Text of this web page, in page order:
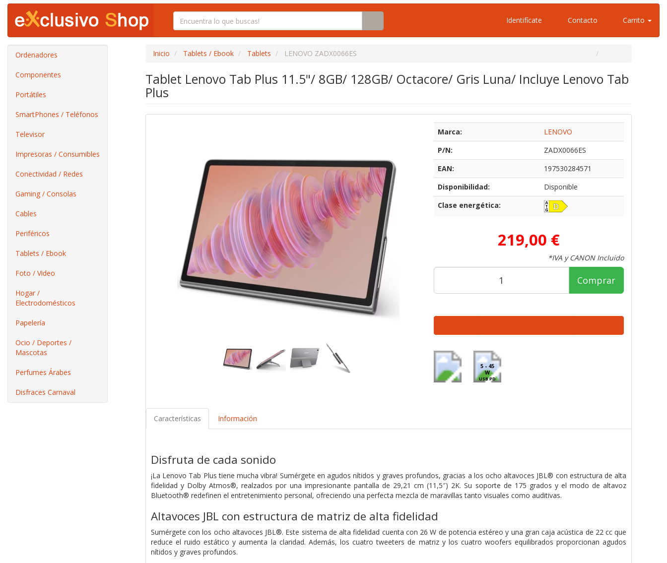
Identifícate Contacto Carrito
Ordenadores
Componentes
Portátiles
SmartPhones / Teléfonos
Televisor
Impresoras / Consumibles
Conectividad / Redes
Gaming / Consolas
Cables
Periféricos
Tablets / Ebook
Foto / Video
Hogar /
Electrodomésticos
Papelería
Ocio / Deportes /
Mascotas
Perfumes Árabes
Disfraces Carnaval
Inicio Tablets / Ebook Tablets LENOVO ZADX0066ES
Tablet Lenovo Tab Plus 11.5"/ 8GB/ 128GB/ Octacore/ Gris Luna/ Incluye Lenovo Tab
Plus
Marca:
LENOVO
P/N:
ZADX0066ES
EAN:
197530284571
Disponibilidad:
Disponible
Clase energética:
219,00 €
*IVA y CANON Incluido
Comprar
5 - 45
W
USB PD
Características Información
Disfruta de cada sonido
¡La Lenovo Tab Plus tiene mucha vibra! Sumérgete en agudos nítidos y graves profundos, gracias a los ocho altavoces JBL® con estructura de alta
fidelidad y Dolby Atmos®, realzados por una impresionante pantalla de 29,21 cm (11,5″) 2K. Su soporte de 175 grados y el modo de altavoz
Bluetooth® redefinen el entretenimiento personal, ofreciendo una perfecta mezcla de maravillas tanto visuales como auditivas.
Altavoces JBL con estructura de matriz de alta fidelidad
Sumérgete con los ocho altavoces JBL®. Este sistema de alta fidelidad cuenta con 26 W de potencia estéreo y una gran caja acústica de 22 cc que
reduce el ruido estático y aumenta la claridad. Además, los cuatro tweeters de matriz y los cuatro woofers equilibrados proporcionan agudos
nítidos y graves profundos.